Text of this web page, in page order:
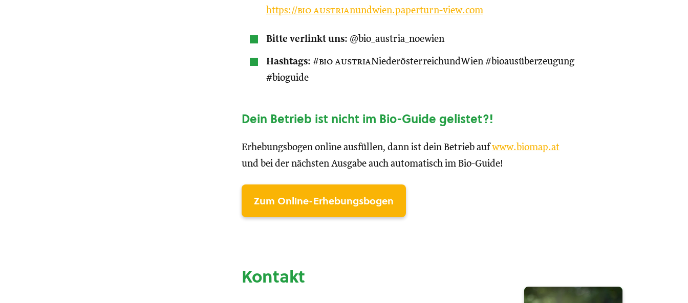
https://bio austrianundwien.paperturn-view.com
Bitte verlinkt uns: @bio_austria_noewien
Hashtags: #bio austriaNiederösterreichundWien #bioausüberzeugung
#bioguide
Dein Betrieb ist nicht im Bio-Guide gelistet?!
Erhebungsbogen online ausfüllen, dann ist dein Betrieb auf www.biomap.at
und bei der nächsten Ausgabe auch automatisch im Bio-Guide!
Zum Online-Erhebungsbogen
Kontakt